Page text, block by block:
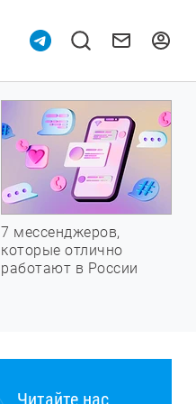
7 мессенджеров,
которые отлично
работают в России
Читайте нас